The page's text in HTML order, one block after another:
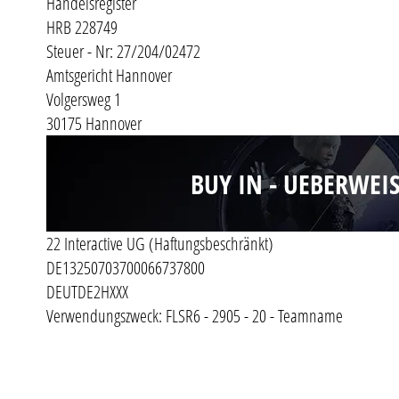
HRB 228749
Steuer - Nr: 27/204/02472
Amtsgericht Hannover
Volgersweg 1
30175 Hannover
BUY IN -
22 Interactive UG (Haftungsbeschränkt)
DE13250703700066737800
DEUTDE2HXXX
Verwendungszweck: FLSR6 - 2905 - 20 - Teamname